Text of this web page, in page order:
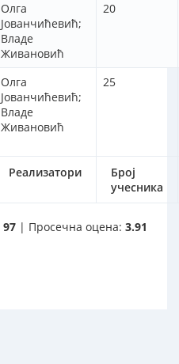
Реализатори
Број
учесника
Олга
Јованчићевић;
Владе
Живановић
20
Олга
Јованчићевић;
Владе
Живановић
25
97 | Просечна оцена: 3.91